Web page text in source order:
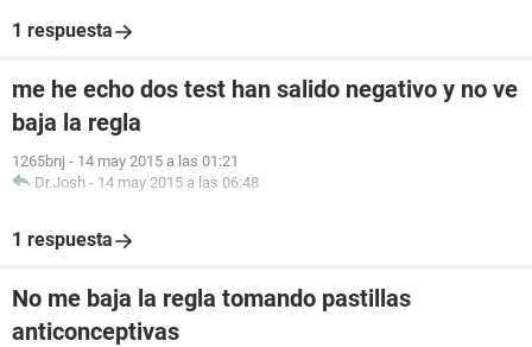
1 respuesta
me he echo dos test han salido negativo y no ve
baja la regla
1265bnj - 14 may 2015 a las 01:21
Dr.Josh - 14 may 2015 a las 06:48
1 respuesta
No me baja la regla tomando pastillas
anticonceptivas